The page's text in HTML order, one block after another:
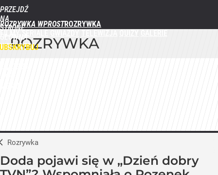
PRZEJDŹ
NA
STRONĘ
GŁÓWNĄ
WPROST.PL
ROZRYWKA WPROST
ROZRYWKA
Rozrywka
Doda pojawi się w „Dzień dobry